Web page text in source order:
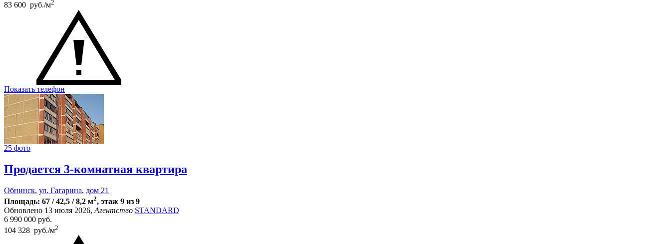
83 600 руб./м2
Показать телефон
25 фото
Продается 3-комнатная квартира
Обнинск, ул. Гагарина, дом 21
Площадь: 67 / 42,5 / 8,2 м2, этаж 9 из 9
Обновлено 13 июля 2026, Агентство STANDARD
6 990 000 руб.
104 328 руб./м2